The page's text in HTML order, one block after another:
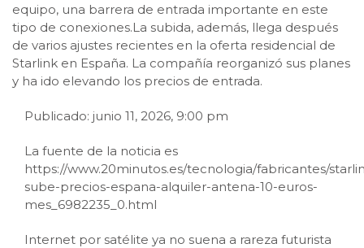
equipo, una barrera de entrada importante en este
tipo de conexiones.La subida, además, llega después
de varios ajustes recientes en la oferta residencial de
Starlink en España. La compañía reorganizó sus planes
y ha ido elevando los precios de entrada.
Publicado: junio 11, 2026, 9:00 pm
La fuente de la noticia es
https://www.20minutos.es/tecnologia/fabricantes/
sube-precios-espana-alquiler-antena-10-euros-
mes_6982235_0.html
Internet por satélite ya no suena a rareza futurista